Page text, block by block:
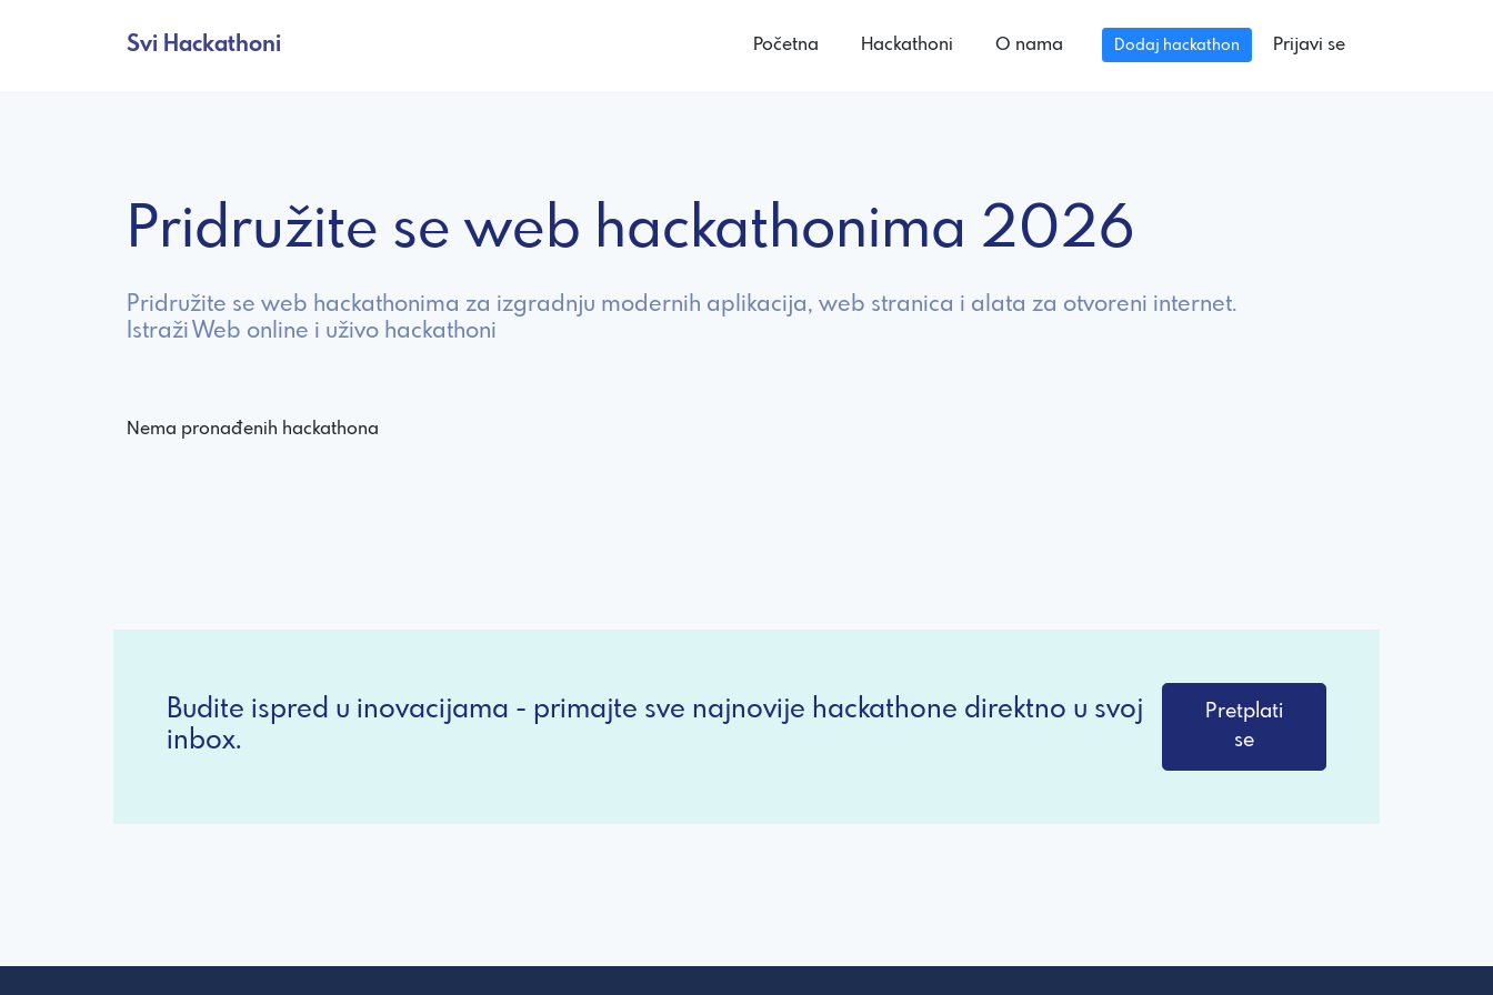
Svi Hackathoni Početna Hackathoni O nama Dodaj hackathon Prijavi se
Pridružite se web hackathonima 2026
Pridružite se web hackathonima za izgradnju modernih aplikacija, web stranica i alata za otvoreni internet.
Istraži Web online i uživo hackathoni
Nema pronađenih hackathona
Budite ispred u inovacijama - primajte sve najnovije hackathone direktno u svoj
inbox.
Pretplati
se